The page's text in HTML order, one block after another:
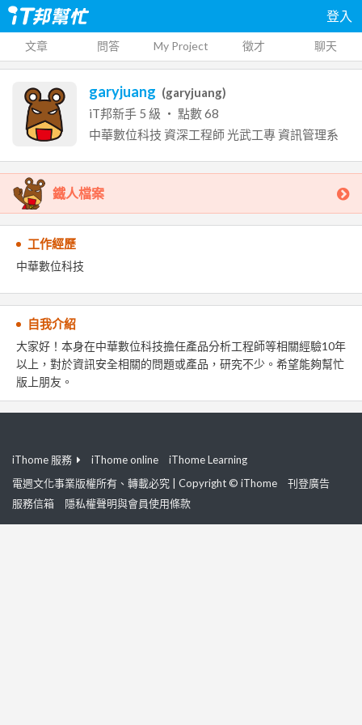
登入
文章 問答 My Project 徵才 聊天
garyjuang (garyjuang)
iT邦新手 5 級 ‧ 點數68
中華數位科技 資深工程師光武工專資訊管理系
鐵人檔案
工作經歷
中華數位科技
自我介紹
大家好！本身在中華數位科技擔任產品分析工程師等相關經驗10年
以上，對於資訊安全相關的問題或產品，研究不少。希望能夠幫忙
版上朋友。
iThome 服務 iThome online
iThome Learning
電週文化事業版權所有、轉載必究 | Copyright © iThome
刊登廣告
服務信箱
隱私權聲明與會員使用條款